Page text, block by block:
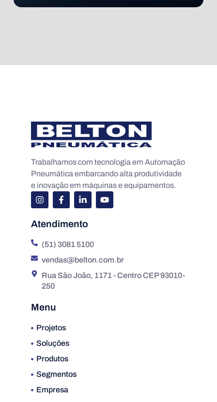
Trabalhamos com tecnologia em Automação
Pneumática embarcando alta produtividade
e inovação em máquinas e equipamentos.
Menu
Projetos
Soluções
Produtos
Segmentos
Empresa
Atendimento
(51) 3081 5100
vendas@belton.com.br
Rua São João, 1171 - Centro CEP 93010-
250